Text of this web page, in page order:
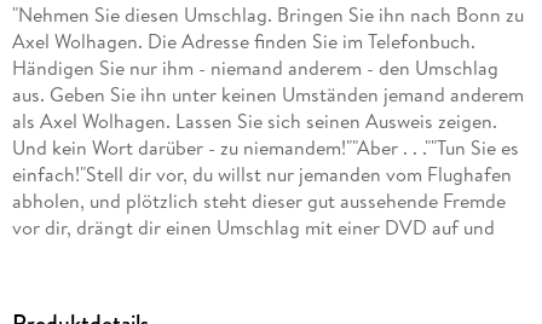
"Nehmen Sie diesen Umschlag. Bringen Sie ihn nach Bonn zu
Axel Wolhagen. Die Adresse finden Sie im Telefonbuch.
Händigen Sie nur ihm - niemand anderem - den Umschlag
aus. Geben Sie ihn unter keinen Umständen jemand anderem
als Axel Wolhagen. Lassen Sie sich seinen Ausweis zeigen.
Und kein Wort darüber - zu niemandem!""Aber . . .""Tun Sie es
einfach!"Stell dir vor, du willst nur jemanden vom Flughafen
abholen, und plötzlich steht dieser gut aussehende Fremde
vor dir, drängt dir einen Umschlag mit einer DVD auf und
wenn du dadurch ins Fadenkreuz einer internationalen